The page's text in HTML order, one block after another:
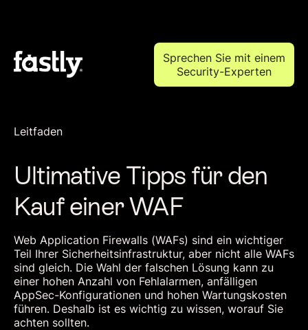
Sprechen Sie mit einem
Security-Experten
Leitfaden
Ultimative Tipps für den
Kauf einer WAF
Web Application Firewalls (WAFs) sind ein wichtiger
Teil Ihrer Sicherheitsinfrastruktur, aber nicht alle WAFs
sind gleich. Die Wahl der falschen Lösung kann zu
einer hohen Anzahl von Fehlalarmen, anfälligen
AppSec-Konfigurationen und hohen Wartungskosten
führen. Deshalb ist es wichtig zu wissen, worauf Sie
achten sollten.